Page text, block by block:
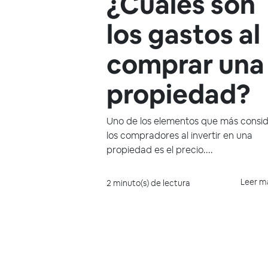
los gastos al
comprar una
propiedad?
Uno de los elementos que más
los compradores al invertir en una
propiedad es el precio....
2 minuto(s) de lectura Leer